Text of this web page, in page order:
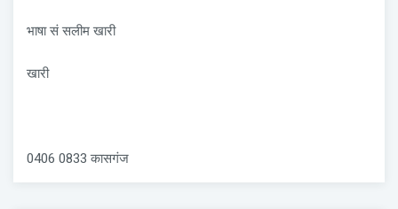
भाषा सं सलीम खारी
खारी
0406 0833 कासगंज